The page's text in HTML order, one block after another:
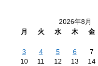
2026年8月
月
火 水 木 金
3
4 5 6 7
10
11 12 13 14